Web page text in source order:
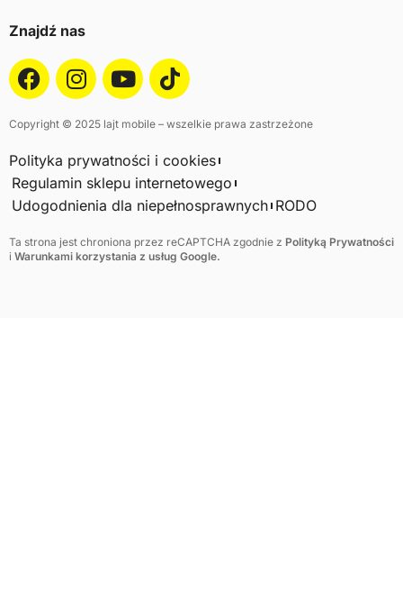
Znajdź nas
Copyright © 2025 lajt mobile – wszelkie prawa zastrzeżone
Polityka prywatności i cookies
Regulamin sklepu internetowego
Udogodnienia dla niepełnosprawnych RODO
Ta strona jest chroniona przez reCAPTCHA zgodnie z Polityką Prywatności
i Warunkami korzystania z usług Google.